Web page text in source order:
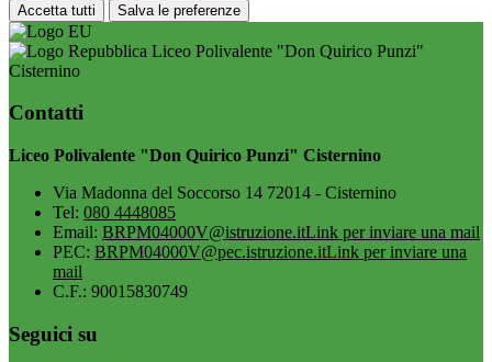
Accetta tutti Salva le preferenze
Liceo Polivalente "Don Quirico Punzi"
Cisternino
Contatti
Liceo Polivalente "Don Quirico Punzi" Cisternino
Via Madonna del Soccorso 14 72014 - Cisternino
Tel: 080 4448085
Email: BRPM04000V@istruzione.itLink per inviare una mail
PEC: BRPM04000V@pec.istruzione.itLink per inviare una
mail
C.F.: 90015830749
Seguici su